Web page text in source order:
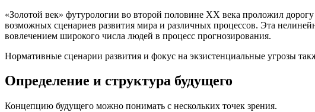
«Золотой век» футурологии во второй половине XX века проложил
возможных сценариев развития мира и различных процессов. Эта
вовлечением широкого числа людей в процесс прогнозирования.
Нормативные сценарии развития и фокус на экзистенциальные угрозы
Определение и структура будущего
Концепцию будущего можно понимать с нескольких точек зрения.